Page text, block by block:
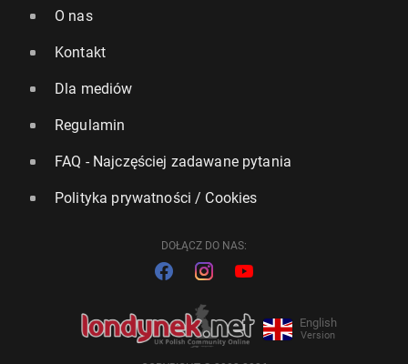
O nas
Kontakt
Dla mediów
Regulamin
FAQ - Najczęściej zadawane pytania
Polityka prywatności / Cookies
DOŁĄCZ DO NAS:
English
Version